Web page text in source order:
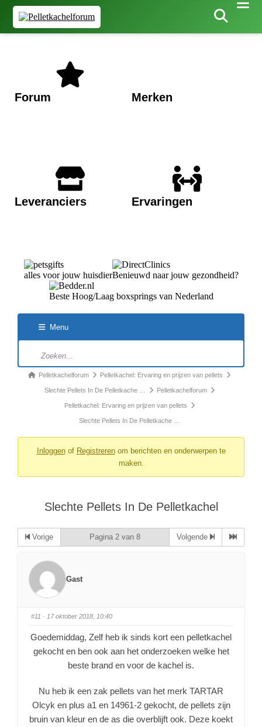
Forum Merken
Leveranciers Ervaringen
alles voor jouw huisdierBenieuwd naar jouw gezondheid?
Beste Hoog/Laag boxsprings van Nederland
Menu
Pelletkachelforum Pelletkachel: Ervaring en prijzen van pellets
Slechte Pellets In De Pelletkache … Pelletkachelforum
Pelletkachel: Ervaring en prijzen van pellets
Slechte Pellets In De Pelletkache …
Inloggenof Registrerenom berichten en onderwerpen te
maken.
Slechte Pellets In De Pelletkachel
Vorige Pagina 2 van 8 Volgende
Gast
#11 · 17 oktober 2018, 10:40
Goedemiddag, Zelf heb ik sinds kort een pelletkachel
gekocht en ben ook aan het onderzoeken welke het
beste brand en voor de kachel is.
Nu heb ik een zak pellets van het merk TARTAR
Olcyk en plus a1 en 14961-2 gekocht, de pellets zijn
bruin van kleur en de as die overblijft ook. Deze koekt